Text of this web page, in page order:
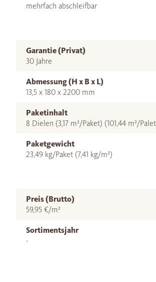
mehrfach abschleifbar
Garantie (Privat)
30 Jahre
Abmessung (H x B x L)
13,5 x 180 x 2200 mm
Paketinhalt
8 Dielen (3,17 m²/Paket) (101,44 m²/
Paketgewicht
23,49 kg/Paket (7,41 kg/m²)
Preis (Brutto)
59,95 €/m²
Sortimentsjahr
-